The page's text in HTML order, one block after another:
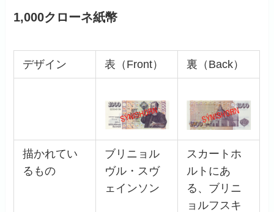
1,000クローネ紙幣
デザイン 表（Front） 裏（Back）
描かれてい
るもの
ブリニョル
ヴル・スヴ
ェインソン
スカートホ
ルトにあ
る、ブリニ
ョルフスキ